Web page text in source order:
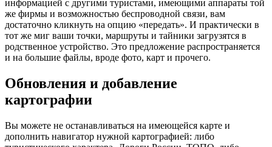
информацией с другими туристами, имеющими аппараты той
же фирмы и возможностью беспроводной связи, вам
достаточно кликнуть на опцию «передать». И практически в
тот же миг ваши точки, маршруты и тайники загрузятся в
родственное устройство. Это предложение распространяется
и на большие файлы, вроде фото, карт и прочего.
Обновления и добавление
картографии
Вы можете не останавливаться на имеющейся карте и
дополнить навигатор нужной картографией: либо